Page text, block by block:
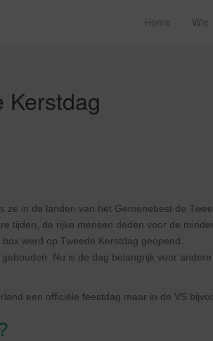
Home Wie
Kerstdag
ze in de landen van het Gemenebest de
tijden, de rijke mensen deden voor de
werd op Tweede Kerstdag geopend.
Nu is de dag belangrijk voor
een officiële feestdag maar in de VS